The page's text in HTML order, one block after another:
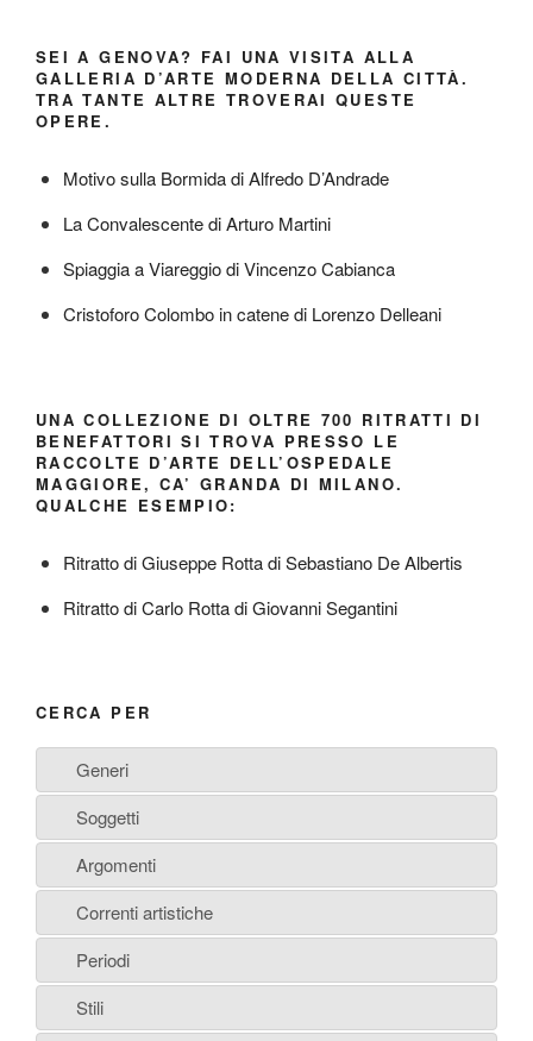
SEI A GENOVA? FAI UNA VISITA ALLA
GALLERIA D’ARTE MODERNA DELLA CITTÀ.
TRA TANTE ALTRE TROVERAI QUESTE
OPERE.
Motivo sulla Bormida di Alfredo D’Andrade
La Convalescente di Arturo Martini
Spiaggia a Viareggio di Vincenzo Cabianca
Cristoforo Colombo in catene di Lorenzo Delleani
UNA COLLEZIONE DI OLTRE 700 RITRATTI DI
BENEFATTORI SI TROVA PRESSO LE
RACCOLTE D’ARTE DELL’OSPEDALE
MAGGIORE, CA’ GRANDA DI MILANO.
QUALCHE ESEMPIO:
Ritratto di Giuseppe Rotta di Sebastiano De Albertis
Ritratto di Carlo Rotta di Giovanni Segantini
CERCA PER
Generi
Soggetti
Argomenti
Correnti artistiche
Periodi
Stili